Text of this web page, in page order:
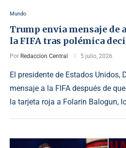
Mundo
Trump envia mensaje de
la FIFA tras polémica
Por Redaccion Central 5 julio, 2026
El presidente de Estados Unidos,
mensaje a la FIFA después de
la tarjeta roja a Folarin Balogun,